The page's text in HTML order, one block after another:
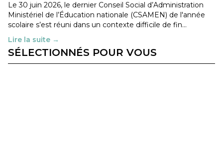
Le 30 juin 2026, le dernier Conseil Social d’Administration
Ministériel de l’Éducation nationale (CSAMEN) de l'année
scolaire s’est réuni dans un contexte difficile de fin…
Lire la suite →
SÉLECTIONNÉS POUR VOUS